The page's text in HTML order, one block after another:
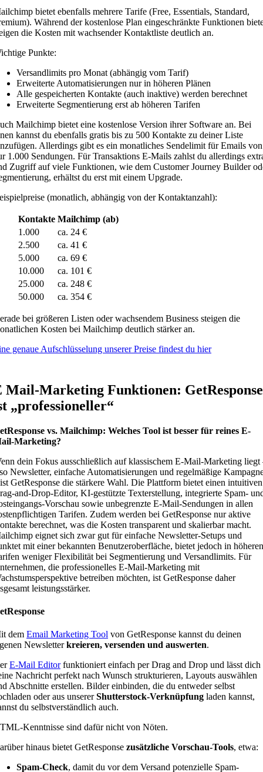
bietet ebenfalls mehrere Tarife (Free, Essentials, Standard,
Während der kostenlose Plan eingeschränkte Funktionen
die Kosten mit wachsender Kontaktliste deutlich an.
Punkte:
Versandlimits pro Monat (abhängig vom Tarif)
Erweiterte Automatisierungen nur in höheren Plänen
Alle gespeicherten Kontakte (auch inaktive) werden berechnet
Erweiterte Segmentierung erst ab höheren Tarifen
Mailchimp bietet eine kostenlose Version ihrer Software an. Bei
kannst du ebenfalls gratis bis zu 500 Kontakte zu deiner Liste
Allerdings gibt es ein monatliches Sendelimit für Emails von
1.000 Sendungen. Für Transaktions E-Mails zahlst du allerdings
Zugriff auf viele Funktionen, wie dem Customer Journey Builder
erhältst du erst mit einem Upgrade.
(monatlich, abhängig von der Kontaktanzahl):
Kontakte Mailchimp (ab)
1.000
ca. 24 €
2.500
ca. 41 €
5.000
ca. 69 €
10.000
ca. 101 €
25.000
ca. 248 €
50.000
ca. 354 €
bei größeren Listen oder wachsendem Business steigen die
Kosten bei Mailchimp deutlich stärker an.
genaue Aufschlüsselung unserer Preise findest du hier
Mail-Marketing Funktionen: GetResponse
„professioneller“
vs. Mailchimp: Welches Tool ist besser für reines E-
Marketing?
dein Fokus ausschließlich auf klassischem E-Mail-Marketing liegt
Newsletter, einfache Automatisierungen und regelmäßige
GetResponse die stärkere Wahl. Die Plattform bietet einen intuitiven
and-Drop-Editor, KI-gestützte Texterstellung, integrierte Spam-
Vorschau sowie unbegrenzte E-Mail-Sendungen in allen
Tarifen. Zudem werden bei GetResponse nur aktive
berechnet, was die Kosten transparent und skalierbar macht.
eignet sich zwar gut für einfache Newsletter-Setups und
mit einer bekannten Benutzeroberfläche, bietet jedoch in höheren
weniger Flexibilität bei Segmentierung und Versandlimits. Für
die professionelles E-Mail-Marketing mit
betreiben möchten, ist GetResponse daher
leistungsstärker.
dem Email Marketing Tool von GetResponse kannst du deinen
Newsletterkreieren, versenden und auswerten.
E-Mail Editorfunktioniert einfach per Drag and Drop und lässt dich
Nachricht perfekt nach Wunsch strukturieren, Layouts auswählen
Abschnitte erstellen. Bilder einbinden, die du entweder selbst
oder aus unsererShutterstock-Verknüpfung laden kannst,
du selbstverständlich auch.
Kenntnisse sind dafür nicht von Nöten.
hinaus bietet GetResponse zusätzliche Vorschau-Tools, etwa:
Spam-Check, damit du vor dem Versand potenzielle Spam-